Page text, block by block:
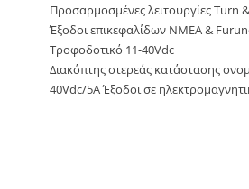
Προσαρμοσμένες λειτουργίες Turn
Έξοδοι επικεφαλίδων NMEA &
Τροφοδοτικό 11-40Vdc
Διακόπτης στερεάς κατάστασης
40Vdc/5A Έξοδοι σε